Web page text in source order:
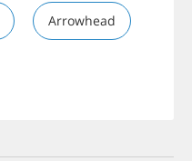
Arrowhead